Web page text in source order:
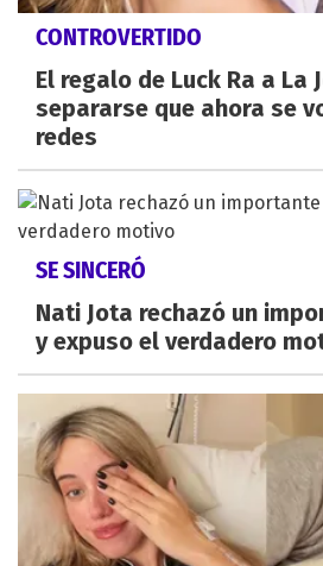
CONTROVERTIDO
El regalo de Luck Ra a La
separarse que ahora se
redes
SE SINCERÓ
Nati Jota rechazó un
y expuso el verdadero